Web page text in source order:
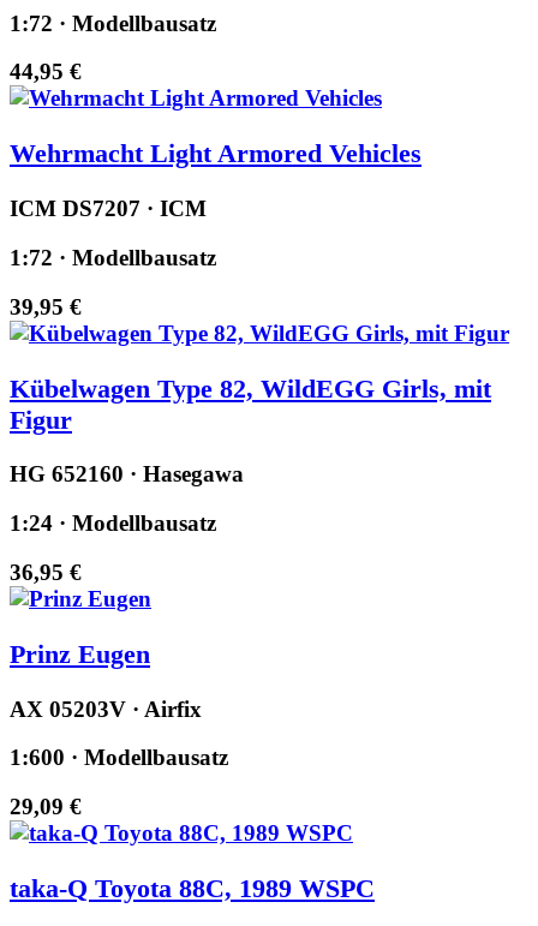
1:72 · Modellbausatz
44,95 €
Wehrmacht Light Armored Vehicles
ICM DS7207 · ICM
1:72 · Modellbausatz
39,95 €
Kübelwagen Type 82, WildEGG Girls, mit
Figur
HG 652160 · Hasegawa
1:24 · Modellbausatz
36,95 €
Prinz Eugen
AX 05203V · Airfix
1:600 · Modellbausatz
29,09 €
taka-Q Toyota 88C, 1989 WSPC